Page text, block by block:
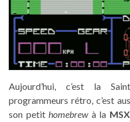
Aujourd’hui, c’est la
programmeurs rétro, c’est
son petit homebrewà la